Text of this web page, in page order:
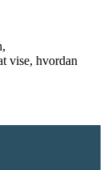
vise, hvordan